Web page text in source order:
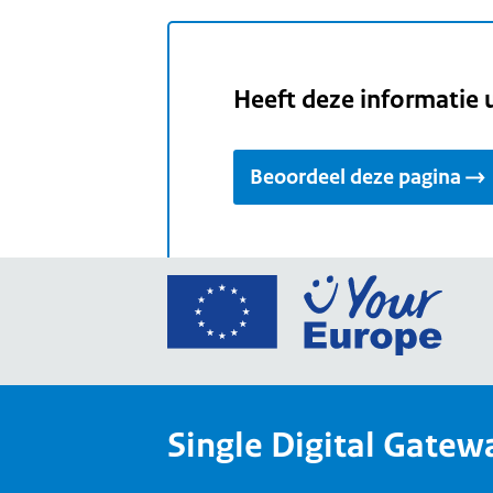
Heeft deze informatie
Beoordeel deze pagina
Ga
Your
Single Digital